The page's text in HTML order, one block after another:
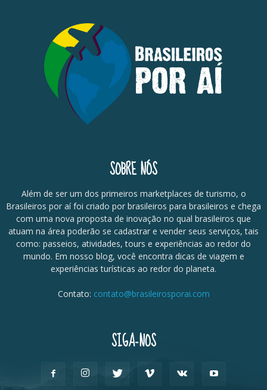
SOBRE NÓS
Além de ser um dos primeiros marketplaces de turismo, o
Brasileiros por aí foi criado por brasileiros para brasileiros e chega
com uma nova proposta de inovação no qual brasileiros que
atuam na área poderão se cadastrar e vender seus serviços, tais
como: passeios, atividades, tours e experiências ao redor do
mundo. Em nosso blog, você encontra dicas de viagem e
experiências turísticas ao redor do planeta.
Contato: contato@brasileirosporai.com
SIGA-NOS